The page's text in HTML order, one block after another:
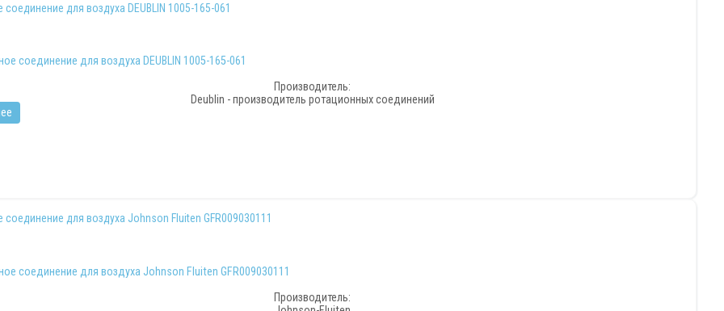
для воздуха DEUBLIN 1005-165-061
Производитель:
Deublin - производитель ротационных соединений
соединение для воздуха Johnson Fluiten GFR009030111
Производитель: